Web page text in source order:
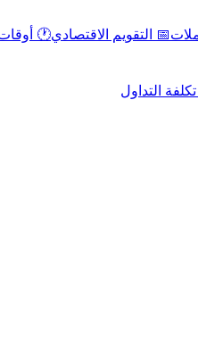
📅 التقويم الاقتصادي🕐
التداول